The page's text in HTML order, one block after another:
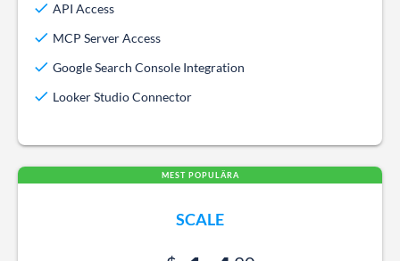
API Access
MCP Server Access
Google Search Console Integration
Looker Studio Connector
MEST POPULÄRA
SCALE